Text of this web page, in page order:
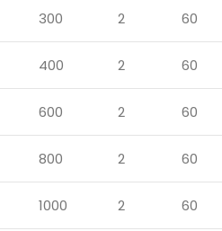
300 2 60
400 2 60
600 2 60
800 2 60
1000 2 60